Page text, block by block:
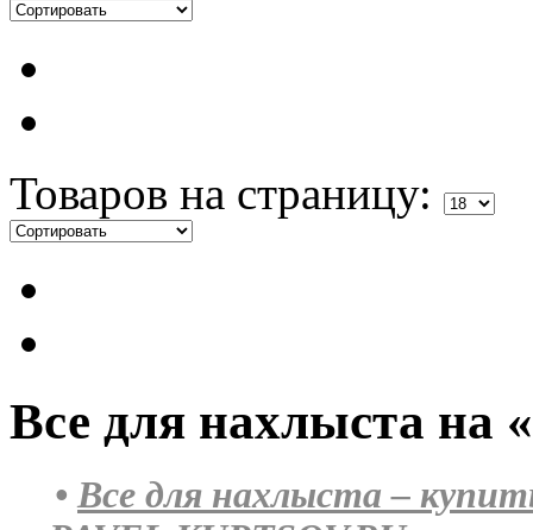
Товаров на страницу:
Все для нахлыста на
•Все для нахлыста –